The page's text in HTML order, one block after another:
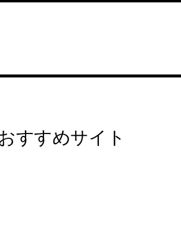
すすめサイト